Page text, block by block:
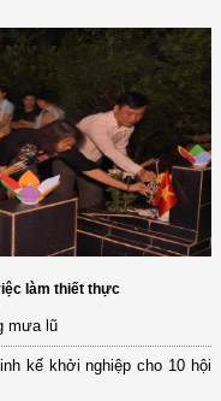
làm thiết thực
mưa lũ
kế khởi nghiệp cho 10 hội